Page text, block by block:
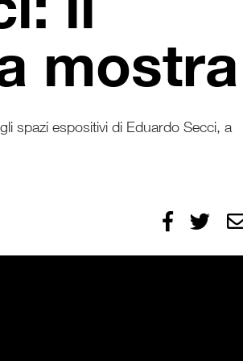
mostra
spazi espositivi di Eduardo Secci, a
Condividi
su
su